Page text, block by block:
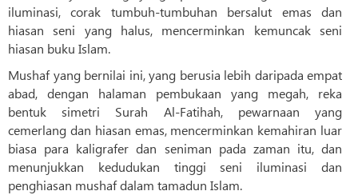
iluminasi, corak tumbuh-tumbuhan bersalut emas dan
hiasan seni yang halus, mencerminkan kemuncak seni
hiasan buku Islam.
Mushaf yang bernilai ini, yang berusia lebih daripada empat
abad, dengan halaman pembukaan yang megah, reka
bentuk simetri Surah Al-Fatihah, pewarnaan yang
cemerlang dan hiasan emas, mencerminkan kemahiran luar
biasa para kaligrafer dan seniman pada zaman itu, dan
menunjukkan kedudukan tinggi seni iluminasi dan
penghiasan mushaf dalam tamadun Islam.